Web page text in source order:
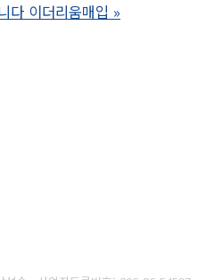
이더리움매입 »